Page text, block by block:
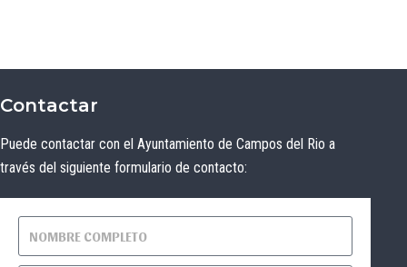
Contactar
Puede contactar con el Ayuntamiento de Campos del Rio a
través del siguiente formulario de contacto: